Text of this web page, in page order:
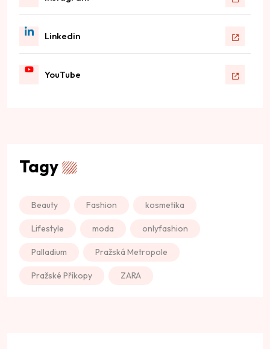
Linkedin
YouTube
Tagy
Beauty Fashion kosmetika
Lifestyle moda onlyfashion
Palladium Pražská Metropole
Pražské Příkopy ZARA